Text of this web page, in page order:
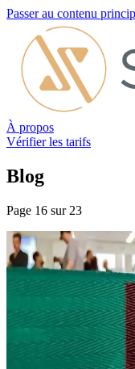
Passer au contenu
À propos
Vérifier les tarifs
Blog
Page 16 sur 23